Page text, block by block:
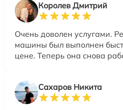
Королев Дмитрий
Очень доволен услугами.
машины был выполнен
цене. Теперь она снова
Сахаров Никита